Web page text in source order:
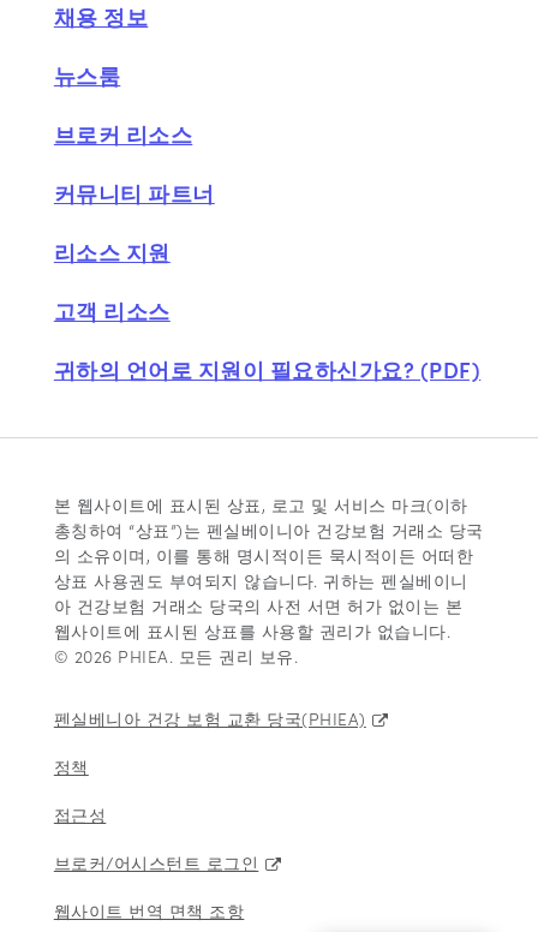
채용 정보
뉴스룸
브로커 리소스
커뮤니티 파트너
리소스 지원
고객 리소스
귀하의 언어로 지원이 필요하신가요? (PDF)
본 웹사이트에 표시된 상표, 로고 및 서비스 마크(이하
총칭하여 “상표”)는 펜실베이니아 건강보험 거래소 당국
의 소유이며, 이를 통해 명시적이든 묵시적이든 어떠한
상표 사용권도 부여되지 않습니다. 귀하는 펜실베이니
아 건강보험 거래소 당국의 사전 서면 허가 없이는 본
웹사이트에 표시된 상표를 사용할 권리가 없습니다.
© 2026 PHIEA. 모든 권리 보유.
펜실베니아 건강 보험 교환 당국(PHIEA)
정책
접근성
브로커/어시스턴트 로그인
웹사이트 번역 면책 조항